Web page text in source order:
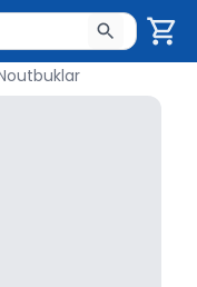
yazın. Göndərmək